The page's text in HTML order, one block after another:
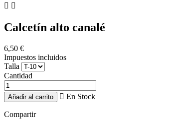
 
Calcetín alto canalé
6,50 €
Impuestos incluidos
Talla
Cantidad
Añadir al carrito  En Stock
Compartir